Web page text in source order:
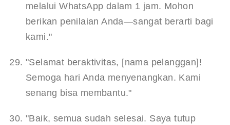
melalui WhatsApp dalam 1 jam. Mohon
berikan penilaian Anda—sangat berarti bagi
kami."
"Selamat beraktivitas, [nama pelanggan]!
Semoga hari Anda menyenangkan. Kami
senang bisa membantu."
"Baik, semua sudah selesai. Saya tutup